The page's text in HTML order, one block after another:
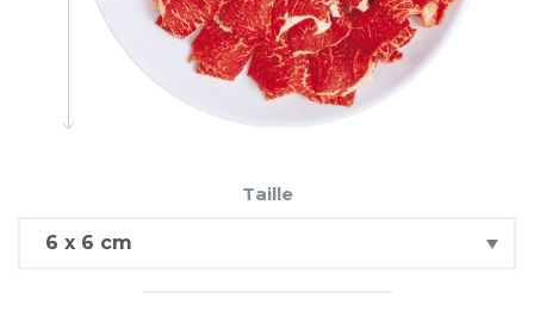
Taille